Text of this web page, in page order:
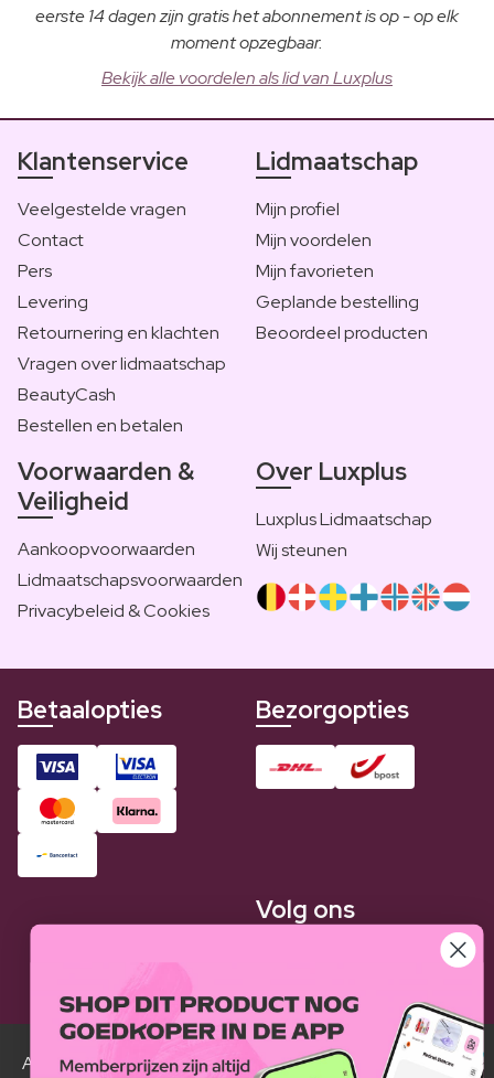
eerste 14 dagen zijn gratis het abonnement is op - op elk
moment opzegbaar.
Bekijk alle voordelen als lid van Luxplus
Klantenservice
Veelgestelde vragen
Contact
Pers
Levering
Retournering en klachten
Vragen over lidmaatschap
BeautyCash
Bestellen en betalen
Lidmaatschap
Mijn profiel
Mijn voordelen
Mijn favorieten
Geplande bestelling
Beoordeel producten
Voorwaarden &
Veiligheid
Aankoopvoorwaarden
Lidmaatschapsvoorwaarden
Privacybeleid & Cookies
Over Luxplus
Luxplus Lidmaatschap
Wij steunen
Betaalopties Bezorgopties
Volg ons
Alle Luxplus ledenprijzen zijn weergegeven in vergelijking